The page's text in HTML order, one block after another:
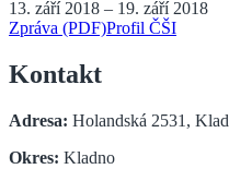
13. září 2018 – 19. září 2018
Zpráva (PDF)Profil ČŠI
Kontakt
Adresa: Holandská 2531,
Okres: Kladno